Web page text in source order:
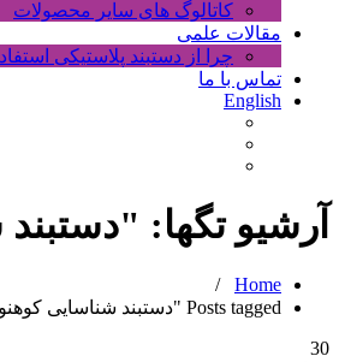
کاتالوگ های سایر محصولات
مقالات علمی
چرا از دستبند پلاستیکی
تماس با ما
English
آرشیو تگها: "
Home
/
Posts tagged "دستبند شناسایی کوهنوردی"
30